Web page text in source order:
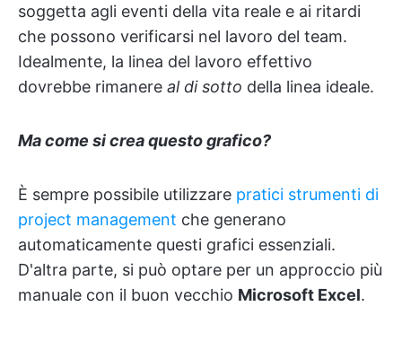
soggetta agli eventi della vita reale e ai ritardi
che possono verificarsi nel lavoro del team.
Idealmente, la linea del lavoro effettivo
dovrebbe rimanere al di sotto della linea ideale.
Ma come si crea questo grafico?
È sempre possibile utilizzare pratici strumenti di
project management che generano
automaticamente questi grafici essenziali.
D'altra parte, si può optare per un approccio più
manuale con il buon vecchio Microsoft Excel.